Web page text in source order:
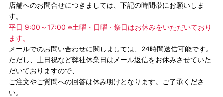
店舗へのお問合せにつきましては、下記の時間帯にお願いしま
す。
平日 9:00～17:00 ※土曜・日曜・祭日はお休みをいただいており
ます。
メールでのお問い合わせに関しましては、24時間送信可能です。
ただし、土日祝など弊社休業日はメール返信をお休みさせていた
だいておりますので、
ご注文やご質問への回答は休み明けとなります。ご了承くださ
い。